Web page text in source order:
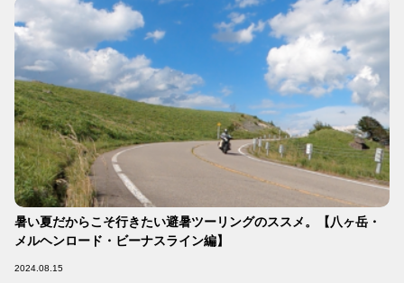
暑い夏だからこそ行きたい避暑ツーリングのススメ。【八ヶ岳・
メルヘンロード・ビーナスライン編】
2024.08.15